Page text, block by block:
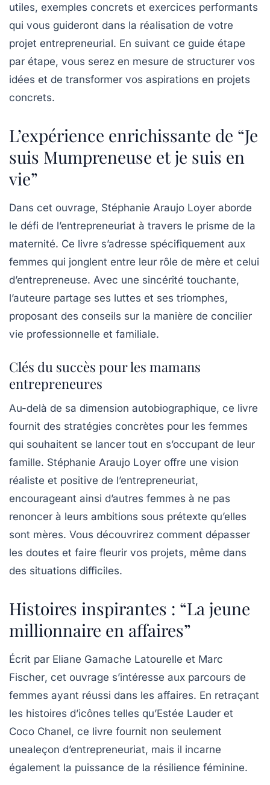
utiles, exemples concrets et exercices performants
qui vous guideront dans la réalisation de votre
projet entrepreneurial. En suivant ce guide étape
par étape, vous serez en mesure de structurer vos
idées et de transformer vos aspirations en projets
concrets.
L’expérience enrichissante de “Je
suis Mumpreneuse et je suis en
vie”
Dans cet ouvrage, Stéphanie Araujo Loyer aborde
le défi de l’entrepreneuriat à travers le prisme de la
maternité. Ce livre s’adresse spécifiquement aux
femmes qui jonglent entre leur rôle de mère et celui
d’entrepreneuse. Avec une sincérité touchante,
l’auteure partage ses luttes et ses triomphes,
proposant des conseils sur la manière de concilier
vie professionnelle et familiale.
Clés du succès pour les mamans
entrepreneures
Au-delà de sa dimension autobiographique, ce livre
fournit des stratégies concrètes pour les femmes
qui souhaitent se lancer tout en s’occupant de leur
famille. Stéphanie Araujo Loyer offre une vision
réaliste et positive de l’entrepreneuriat,
encourageant ainsi d’autres femmes à ne pas
renoncer à leurs ambitions sous prétexte qu’elles
sont mères. Vous découvrirez comment dépasser
les doutes et faire fleurir vos projets, même dans
des situations difficiles.
Histoires inspirantes : “La jeune
millionnaire en affaires”
Écrit par Eliane Gamache Latourelle et Marc
Fischer, cet ouvrage s’intéresse aux parcours de
femmes ayant réussi dans les affaires. En retraçant
les histoires d’icônes telles qu’Estée Lauder et
Coco Chanel, ce livre fournit non seulement
unealeçon d’entrepreneuriat, mais il incarne
également la puissance de la résilience féminine.